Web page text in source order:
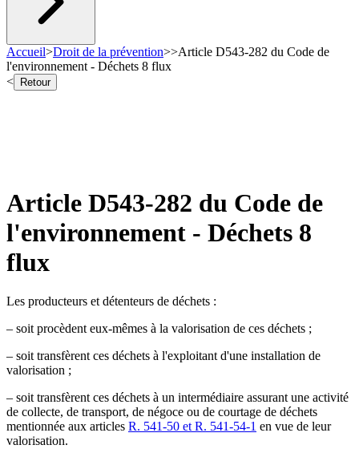
Accueil>Droit de la prévention>>Article D543-282 du Code de
l'environnement - Déchets 8 flux
<
Retour
Article D543-282 du Code de
l'environnement - Déchets 8
flux
Les producteurs et détenteurs de déchets :
– soit procèdent eux-mêmes à la valorisation de ces déchets ;
– soit transfèrent ces déchets à l'exploitant d'une installation de
valorisation ;
– soit transfèrent ces déchets à un intermédiaire assurant une activité
de collecte, de transport, de négoce ou de courtage de déchets
mentionnée aux articles R. 541-50 et R. 541-54-1 en vue de leur
valorisation.